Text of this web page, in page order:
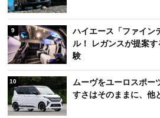
9
ハイエース「ファイン
ル！ レガンスが提案
験
10
ムーヴをユーロスポー
すさはそのままに、他